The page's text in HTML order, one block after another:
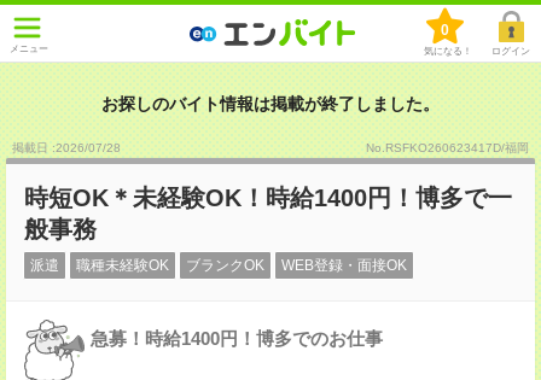
メニュー
0
気になる！ ログイン
お探しのバイト情報は掲載が終了しました。
掲載日 :2026/07/28 No.RSFKO260623417D/福岡
時短OK＊未経験OK！時給1400円！博多で一
般事務
派遣 職種未経験OK ブランクOK WEB登録・面接OK
急募！時給1400円！博多でのお仕事